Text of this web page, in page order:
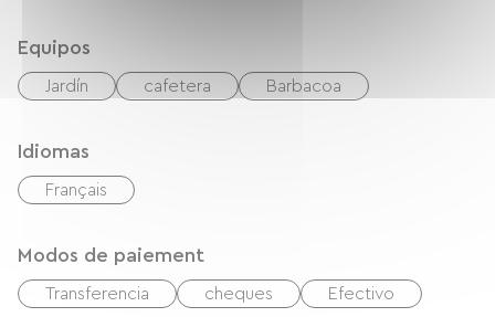
Equipos
Jardín cafetera Barbacoa
Idiomas
Français
Modos de paiement
Transferencia cheques Efectivo